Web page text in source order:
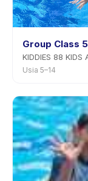
Group Class
KIDDIES 88 KIDS
Usia 5–14